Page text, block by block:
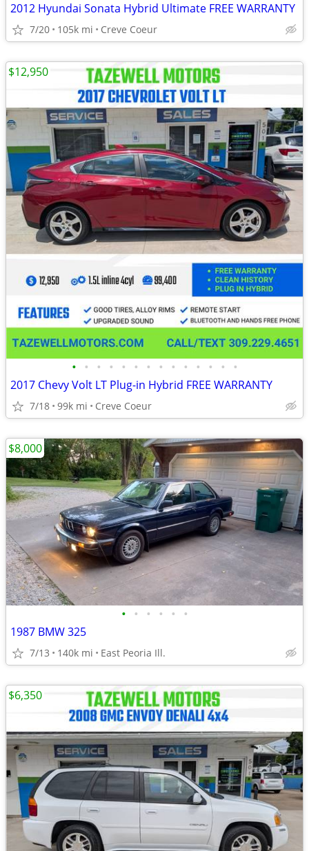
2012 Hyundai Sonata Hybrid Ultimate FREE WARRANTY
7/20 105k mi Creve Coeur
• • • • • • • • • • • • • •
2017 Chevy Volt LT Plug-in Hybrid FREE WARRANTY
7/18 99k mi Creve Coeur
$12,950
• • • • • •
1987 BMW 325
7/13 140k mi East Peoria Ill.
$8,000
$6,350